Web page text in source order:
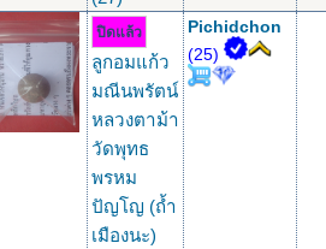
ปิดแล้ว
ลูกอมแก้ว
มณีนพรัตน์
หลวงตาม้า
วัดพุทธ
พรหม
ปัญโญ (ถ้ำ
เมืองนะ)
Pichidchon
(25)